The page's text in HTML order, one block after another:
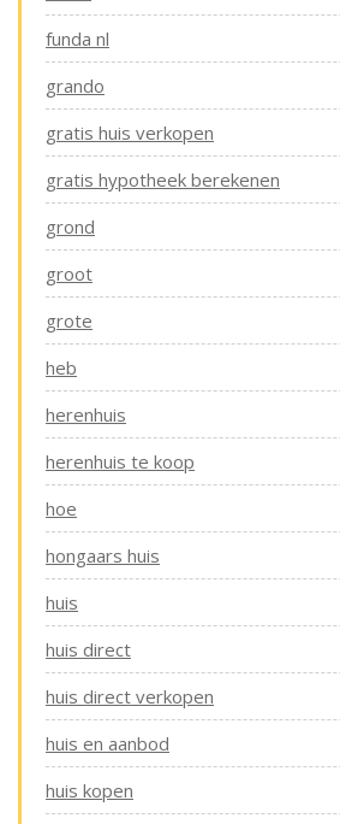
funda nl
grando
gratis huis verkopen
gratis hypotheek berekenen
grond
groot
grote
heb
herenhuis
herenhuis te koop
hoe
hongaars huis
huis
huis direct
huis direct verkopen
huis en aanbod
huis kopen